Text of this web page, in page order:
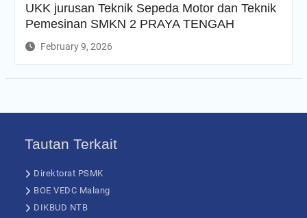
UKK jurusan Teknik Sepeda Motor dan Teknik
Pemesinan SMKN 2 PRAYA TENGAH
February 9, 2026
Tautan Terkait
Direktorat PSMK
BOE VEDC Malang
DIKBUD NTB